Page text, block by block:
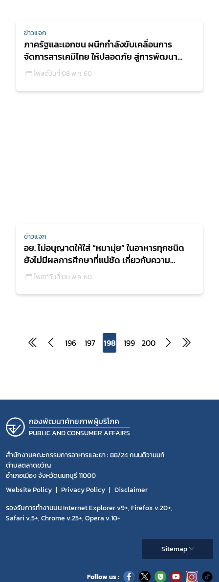
ข่าวแจก
ภาครัฐและเอกชน ผนึกกำลังขับเคลื่อนการ
จัดการสารเคมีไทย ให้ปลอดภัย สู่การพัฒนาที่
ยั่งยืน
โพสต์วันที่ 08 พ.ค. 60
ข่าวแจก
อย. ไม่อนุญาตให้ใส่ “หมามุ่ย” ในอาหารทุกชนิด
ยังไม่มีผลการศึกษาที่แน่ชัด เกี่ยวกับความ
ปลอดภัยในการบริโภค
โพสต์วันที่ 08 พ.ค. 60
196 197 198 199 200
กองพัฒนาศักยภาพผู้บริโภค
PUBLIC AND CONSUMER AFFAIRS
สำนักงานคณะกรรมการอาหารและยา : 88/24 ถนนติวานนท์
ตำบลตลาดขวัญ
อำเภอเมือง จังหวัดนนทบุรี 11000
Website Policy
Privacy Policy
Disclaimer
รองรับการทำงานบน Internet Explorer v9+, Firefox v.20+,
Safari v.5+, Chrome v.25+, Opera v.10+
Sitemap
Follow us :